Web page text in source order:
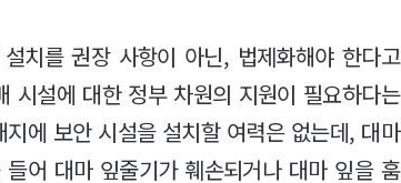
치를 권장 사항이 아닌, 법제화해야 한다고
시설에 대한 정부 차원의 지원이 필요하다는
에 보안 시설을 설치할 여력은 없는데, 대마
어 대마 잎줄기가 훼손되거나 대마 잎을 훔